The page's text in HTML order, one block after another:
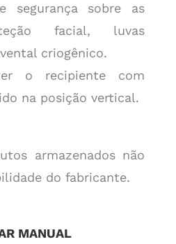
segurança sobre as
facial, luvas
criogênico.
o recipiente com
na posição vertical.
armazenados não
do fabricante.
MANUAL